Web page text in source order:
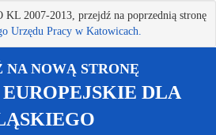
KL 2007-2013, przejdź na poprzednią stronę
Urzędu Pracy w Katowicach.
NA NOWĄ STRONĘ
DLA